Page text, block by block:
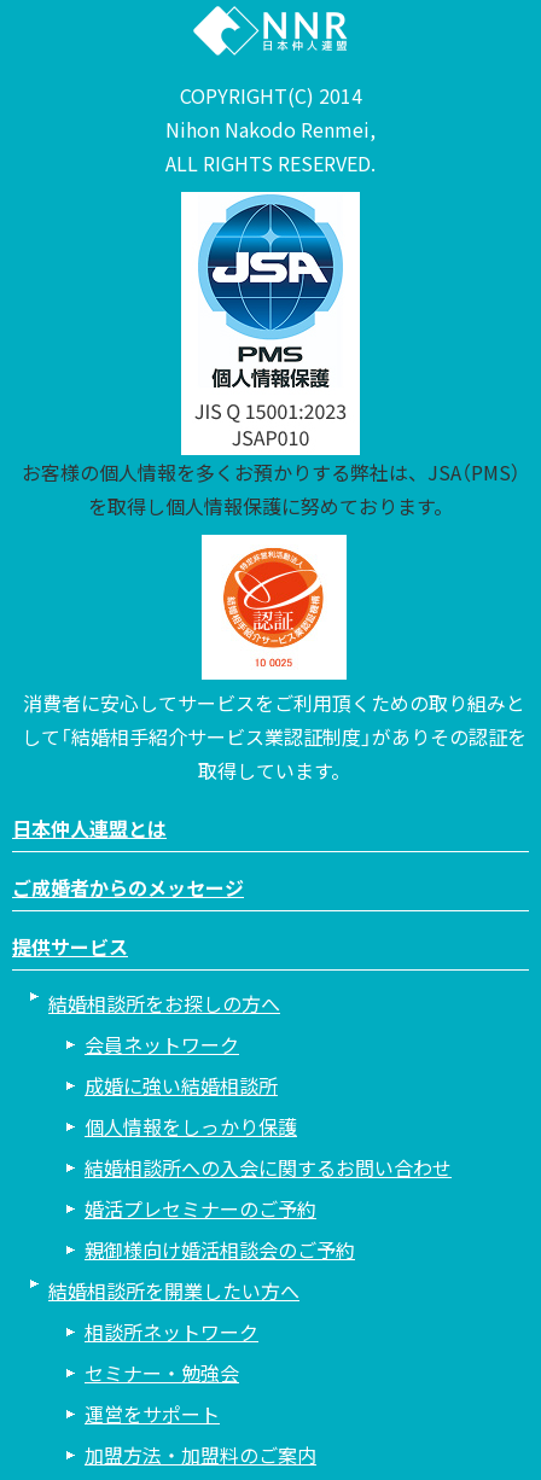
COPYRIGHT(C) 2014
Nihon Nakodo Renmei,
ALL RIGHTS RESERVED.
お客様の個人情報を多くお預かりする弊社は、JSA（PMS）
を取得し個人情報保護に努めております。
消費者に安心してサービスをご利用頂くための取り組みと
して「結婚相手紹介サービス業認証制度」がありその認証を
取得しています。
日本仲人連盟とは
ご成婚者からのメッセージ
提供サービス
結婚相談所をお探しの方へ
会員ネットワーク
成婚に強い結婚相談所
個人情報をしっかり保護
結婚相談所への入会に関するお問い合わせ
婚活プレセミナーのご予約
親御様向け婚活相談会のご予約
結婚相談所を開業したい方へ
相談所ネットワーク
セミナー・勉強会
運営をサポート
加盟方法・加盟料のご案内